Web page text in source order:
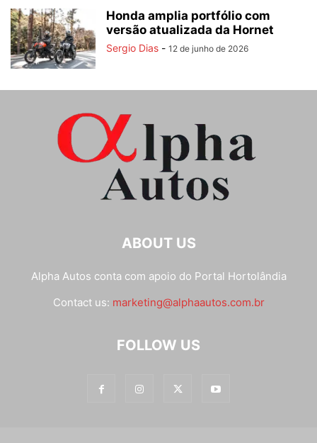
Honda amplia portfólio com
versão atualizada da Hornet
Sergio Dias - 12 de junho de 2026
ABOUT US
Alpha Autos conta com apoio do Portal Hortolândia
Contact us: marketing@alphaautos.com.br
FOLLOW US